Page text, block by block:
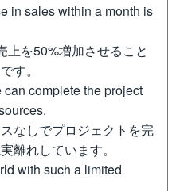
in sales within a month is
を50%増加させること
す。
can complete the project
なしでプロジェクトを完
離れしています。
with such a limited